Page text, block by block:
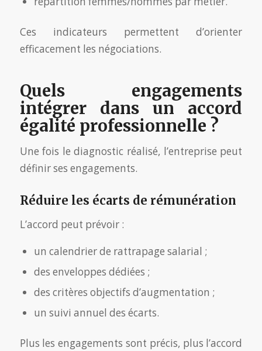
Ces indicateurs permettent d’orienter
efficacement les négociations.
Quels engagements
intégrer dans un accord
égalité professionnelle ?
Une fois le diagnostic réalisé, l’entreprise peut
définir ses engagements.
Réduire les écarts de rémunération
L’accord peut prévoir :
un calendrier de rattrapage salarial ;
des enveloppes dédiées ;
des critères objectifs d’augmentation ;
un suivi annuel des écarts.
Plus les engagements sont précis, plus l’accord